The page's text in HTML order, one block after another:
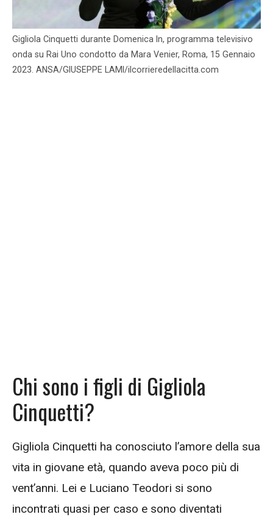
Gigliola Cinquetti durante Domenica In, programma televisivo
onda su Rai Uno condotto da Mara Venier, Roma, 15 Gennaio
2023. ANSA/GIUSEPPE LAMI/ilcorrieredellacitta.com
Chi sono i figli di Gigliola
Cinquetti?
Gigliola Cinquetti ha conosciuto l’amore della sua
vita in giovane età, quando aveva poco più di
vent’anni. Lei e Luciano Teodori si sono
incontrati quasi per caso e sono diventati